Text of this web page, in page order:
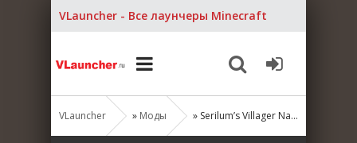
VLauncher - Все лаунчеры Minecraft
VLauncher » Моды » Serilum’s Villager Names для Майнкрафт [1.20.4, 1.20.2, 1.20.1]